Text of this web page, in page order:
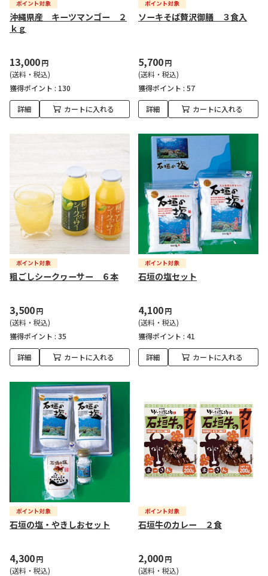
沖縄県産 キーツマンゴー ２
ｋｇ
13,000円
(送料・税込)
獲得ポイント : 130
詳細 カートに入れる
ソーキそば贅沢御膳 ３食入
5,700円
(送料・税込)
獲得ポイント : 57
詳細 カートに入れる
粗ごしシークヮーサー ６本
3,500円
(送料・税込)
獲得ポイント : 35
詳細 カートに入れる
石垣の塩セット
4,100円
(送料・税込)
獲得ポイント : 41
詳細 カートに入れる
石垣の塩・やきしおセット
4,300円
(送料・税込)
石垣牛のカレー ２食
2,000円
(送料・税込)